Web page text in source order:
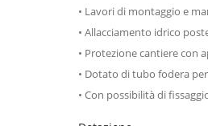
• Lavori di montaggio e
• Allacciamento idrico
• Protezione cantiere con
• Dotato di tubo fodera
• Con possibilità di